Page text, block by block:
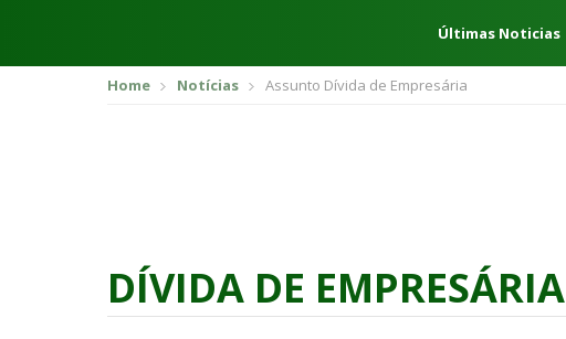
Últimas Noticias
Home Notícias Assunto Dívida de Empresária
DÍVIDA DE EMPRESÁRIA